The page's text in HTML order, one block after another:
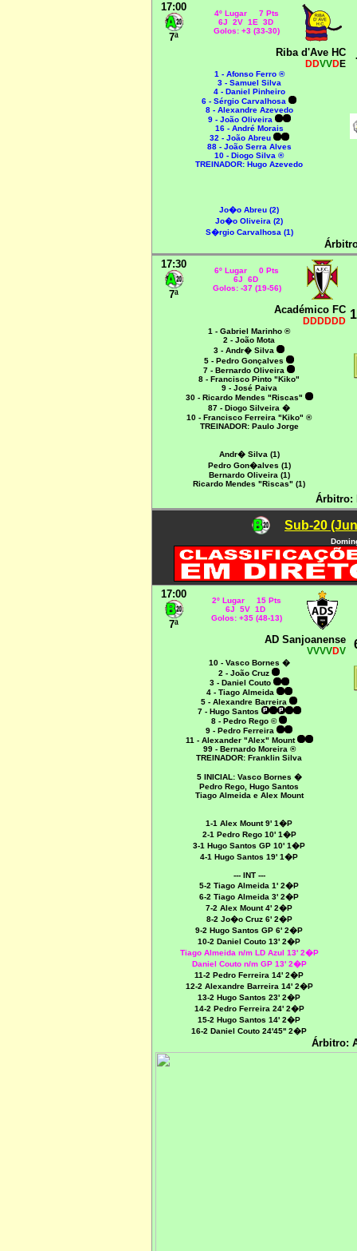
17:00
7ª
4º Lugar 7 Pts
6J 2V 1E 3D
Golos: +3 (33-30)
Riba d'Ave HC
DDVVDE
1 - Afonso Ferro ®
3 - Samuel Silva
4 - Daniel Pinheiro
6 - Sérgio Carvalhosa
8 - Alexandre Azevedo
9 - João Oliveira
16 - André Morais
32 - João Abreu
88 - João Serra Alves
10 - Diogo Silva ®
TREINADOR: Hugo Azevedo
Jo�o Abreu (2)
Jo�o Oliveira (2)
S�rgio Carvalhosa (1)
17:30
7ª
6º Lugar 0 Pts
6J 6D
Golos: -37 (19-56)
Académico FC
DDDDDD
1 - Gabriel Marinho ®
2 - João Mota
3 - Andr� Silva
5 - Pedro Gonçalves
7 - Bernardo Oliveira
8 - Francisco Pinto "Kiko"
9 - José Paiva
30 - Ricardo Mendes "Riscas"
87 - Diogo Silveira �
10 - Francisco Ferreira "Kiko" ®
TREINADOR: Paulo Jorge
Andr� Silva (1)
Pedro Gon�alves (1)
Bernardo Oliveira (1)
Ricardo Mendes "Riscas" (1)
Árbitro:
Sub-20
17:00
7ª
2º Lugar 15 Pts
6J 5V 1D
Golos: +35 (48-13)
AD Sanjoanense
VVVVDV
10 - Vasco Bornes �
2 - João Cruz
3 - Daniel Couto
4 - Tiago Almeida
5 - Alexandre Barreira
7 - Hugo Santos
8 - Pedro Rego ©
9 - Pedro Ferreira
11 - Alexander "Alex" Mount
99 - Bernardo Moreira ®
TREINADOR: Franklin Silva
5 INICIAL: Vasco Bornes �
Pedro Rego, Hugo Santos
Tiago Almeida e Alex Mount
1-1 Alex Mount 9' 1�P
2-1 Pedro Rego 10' 1�P
3-1 Hugo Santos GP 10' 1�P
4-1 Hugo Santos 19' 1�P
--- INT ---
5-2 Tiago Almeida 1' 2�P
6-2 Tiago Almeida 3' 2�P
7-2 Alex Mount 4' 2�P
8-2 Jo�o Cruz 6' 2�P
9-2 Hugo Santos GP 6' 2�P
10-2 Daniel Couto 13' 2�P
Tiago Almeida n/m LD Azul 13' 2�P
Daniel Couto n/m GP 13' 2�P
11-2 Pedro Ferreira 14' 2�P
12-2 Alexandre Barreira 14' 2�P
13-2 Hugo Santos 23' 2�P
14-2 Pedro Ferreira 24' 2�P
15-2 Hugo Santos 14' 2�P
16-2 Daniel Couto 24'45'' 2�P
Árbitro: